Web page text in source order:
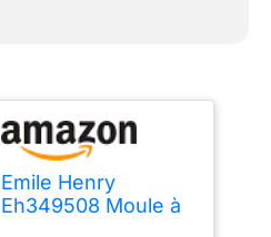
Emile Henry
Eh349508 Moule à